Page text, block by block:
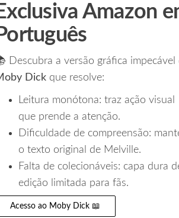
Amazon
Descubra a versão gráfica impecável
Dick que resolve:
Leitura monótona: traz ação visual
que prende a atenção.
Dificuldade de compreensão:
o texto original de Melville.
Falta de colecionáveis: capa dura
edição limitada para fãs.
Acesso ao Moby Dick 📖